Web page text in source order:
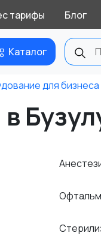
тарифы Блог
Каталог
для бизнеса